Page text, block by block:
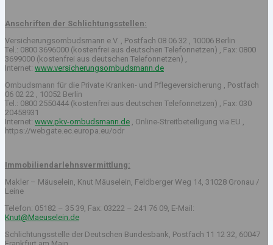
Anschriften der Schlichtungsstellen:
Versicherungsombudsmann e.V. , Postfach 08 06 32 , 10006 Berlin
Tel.: 0800 3696000 (kostenfrei aus deutschen Telefonnetzen) , Fax: 0800
3699000 (kostenfrei aus deutschen Telefonnetzen) ,
Internet: www.versicherungsombudsmann.de
Ombudsmann für die Private Kranken- und Pflegeversicherung , Postfach
06 02 22 , 10052 Berlin
Tel.: 0800 2550444 (kostenfrei aus deutschen Telefonnetzen) , Fax: 030
20458931
Internet: www.pkv-ombudsmann.de , Online-Streitbeteiligung via EU ,
https://webgate.ec.europa.eu/odr
Immobiliendarlehnsvermittlung:
Makler – Mäuselein, Knut Mäuselein, Feldberger Weg 14, 31028 Gronau /
Leine
Telefon: 05182 – 35 39, Fax: 03222 – 241 76 09, E-Mail:
Knut@Maeuselein.de
Schlichtungsstelle der Deutschen Bundesbank, Postfach 11 12 32, 60047